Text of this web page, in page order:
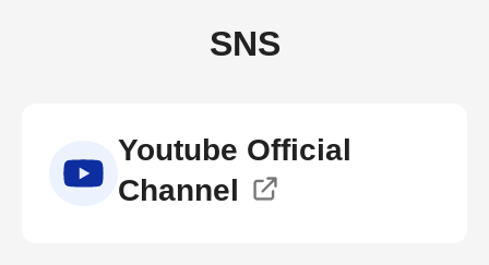
SNS
Youtube Official
Channel